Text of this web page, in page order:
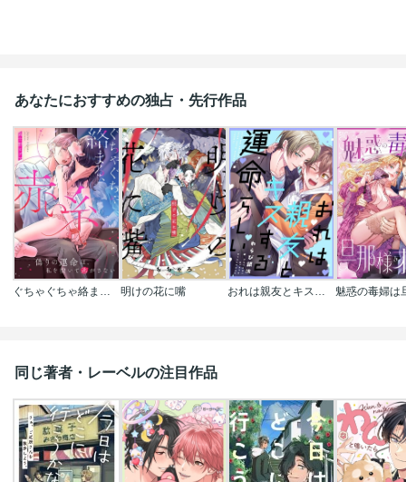
あなたにおすすめの独占・先行作品
ぐちゃぐちゃ絡まる、赤い糸～偽りの運命は、私を抱いて逃がさない 明けの花に嘴 おれは親友とキスする運命らしい
同じ著者・レーベルの注目作品